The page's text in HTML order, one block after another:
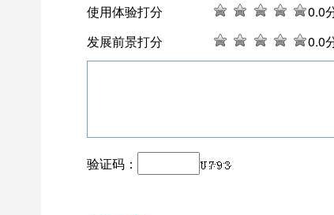
使用体验打分
0.0
发展前景打分
0.0
验证码：